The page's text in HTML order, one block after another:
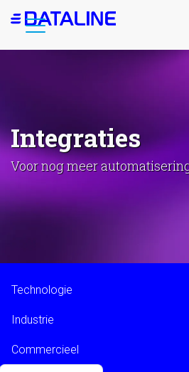
Overslaan
en
Integraties
Voor nog meer
Technologie
Industrie
Commercieel